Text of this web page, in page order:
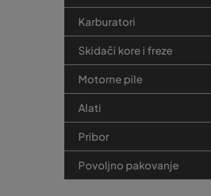
Karburatori
Skidači kore i freze
Motorne pile
Alati
Pribor
Povoljno pakovanje